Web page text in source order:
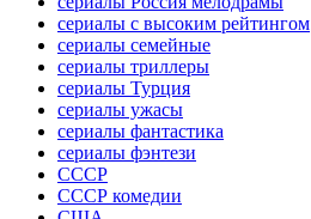
сериалы с высоким рейтингом
сериалы семейные
сериалы триллеры
сериалы Турция
сериалы ужасы
сериалы фантастика
сериалы фэнтези
СССР
СССР комедии